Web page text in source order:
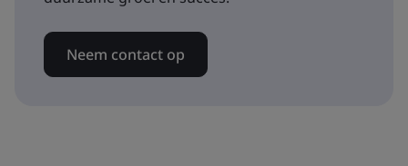
Neem contact op